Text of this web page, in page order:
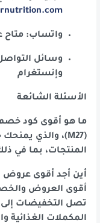
واتساب: متاح
وسائل
وإنستغرام
الأسئلة الشائعة
ما هو أقوى كود
المنتجات، بما في
أين أجد أقوى عروض
أقوى العروض
المكملات الغذائية